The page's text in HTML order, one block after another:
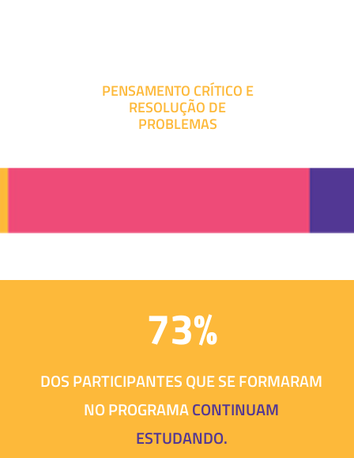
PENSAMENTO CRÍTICO E
RESOLUÇÃO DE
PROBLEMAS
73%
DOS PARTICIPANTES QUE SE FORMARAM
NO PROGRAMACONTINUAM
ESTUDANDO.